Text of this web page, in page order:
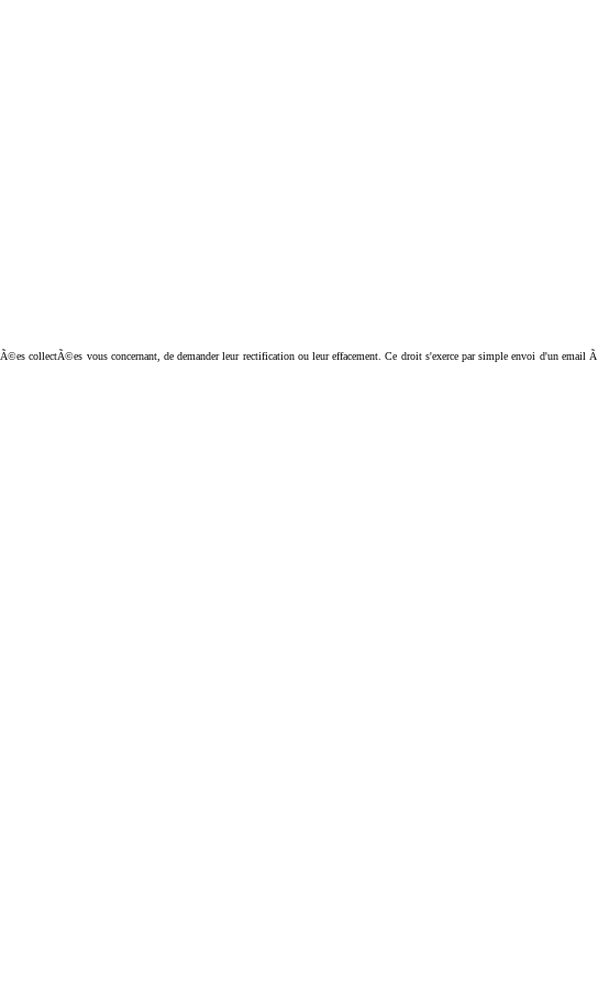
collectÃ©es vous concernant, de demander leur rectification ou leur effacement. Ce droit s'exerce par simple envoi d'un email Ã